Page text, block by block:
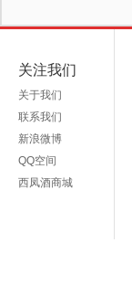
关注我们
关于我们
联系我们
新浪微博
QQ空间
西凤酒商城